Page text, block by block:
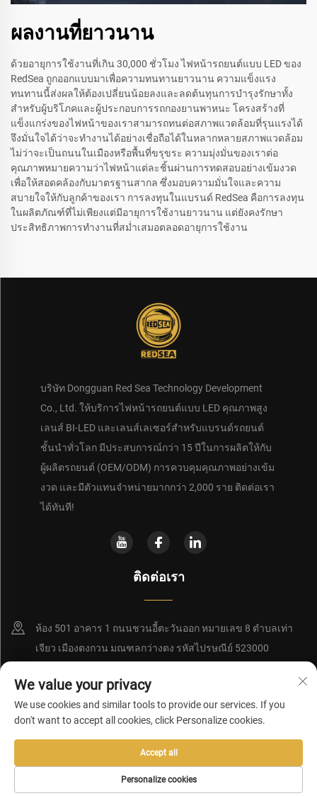
ผลงานที่ยาวนาน
ด้วยอายุการใช้งานที่เกิน 30,000 ชั่วโมง ไฟหน้ารถยนต์แบบ LED ของ
RedSea ถูกออกแบบมาเพื่อความทนทานยาวนาน ความแข็งแรง
ทนทานนี้ส่งผลให้ต้องเปลี่ยนน้อยลงและลดต้นทุนการบำรุงรักษาทั้ง
สำหรับผู้บริโภคและผู้ประกอบการรถกองยานพาหนะ โครงสร้างที่
แข็งแกร่งของไฟหน้าของเราสามารถทนต่อสภาพแวดล้อมที่รุนแรงได้
จึงมั่นใจได้ว่าจะทำงานได้อย่างเชื่อถือได้ในหลากหลายสภาพแวดล้อม
ไม่ว่าจะเป็นถนนในเมืองหรือพื้นที่ขรุขระ ความมุ่งมั่นของเราต่อ
คุณภาพหมายความว่าไฟหน้าแต่ละชิ้นผ่านการทดสอบอย่างเข้มงวด
เพื่อให้สอดคล้องกับมาตรฐานสากล ซึ่งมอบความมั่นใจและความ
สบายใจให้กับลูกค้าของเรา การลงทุนในแบรนด์ RedSea คือการลงทุน
ในผลิตภัณฑ์ที่ไม่เพียงแต่มีอายุการใช้งานยาวนาน แต่ยังคงรักษา
ประสิทธิภาพการทำงานที่สม่ำเสมอตลอดอายุการใช้งาน
บริษัท Dongguan Red Sea Technology Development
Co., Ltd. ให้บริการไฟหน้ารถยนต์แบบ LED คุณภาพสูง
เลนส์ BI-LED และเลนส์เลเซอร์สำหรับแบรนด์รถยนต์
ชั้นนำทั่วโลก มีประสบการณ์กว่า 15 ปีในการผลิตให้กับ
ผู้ผลิตรถยนต์ (OEM/ODM) การควบคุมคุณภาพอย่างเข้ม
งวด และมีตัวแทนจำหน่ายมากกว่า 2,000 ราย ติดต่อเรา
ได้ทันที!
ติดต่อเรา
ห้อง 501 อาคาร 1 ถนนชวนอี้ตะวันออก หมายเลข 8 ตำบลเท่า
เจียว เมืองตงกวน มณฑลกว่างตง รหัสไปรษณีย์ 523000
+86-15362852350
[email protected]
ลิขสิทธิ์ © 2026 โดยบริษัท ตงกวน เรดซี เทคโนโลยี ดีเวลลอปเมนท์ จำกัด
นโยบายความเป็นส่วนตัว
We value your privacy
We use cookies and similar tools to provide our services. If you
don't want to accept all cookies, click Personalize cookies.
Personalize cookies
Accept all